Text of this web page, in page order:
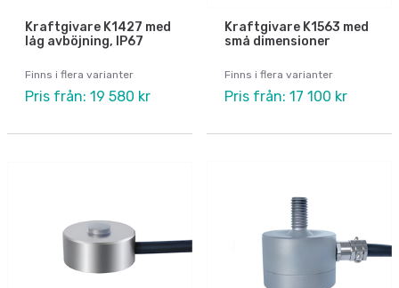
Kraftgivare K1427 med
låg avböjning, IP67
Finns i flera varianter
Pris från: 19 580 kr
Kraftgivare K1563 med
små dimensioner
Finns i flera varianter
Pris från: 17 100 kr